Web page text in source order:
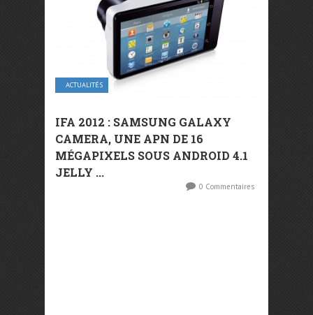
ACTUALITÉS
IFA 2012 : SAMSUNG GALAXY
CAMERA, UNE APN DE 16
MÉGAPIXELS SOUS ANDROID 4.1
JELLY ...
0 Commentaires